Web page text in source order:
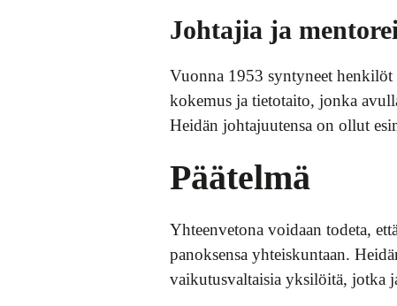
Johtajia ja
Vuonna 1953 syntyneet
kokemus ja tietotaito, jonka
Heidän johtajuutensa on ollut
Päätelmä
Yhteenvetona voidaan todeta,
panoksensa yhteiskuntaan.
vaikutusvaltaisia yksilöitä, jotka